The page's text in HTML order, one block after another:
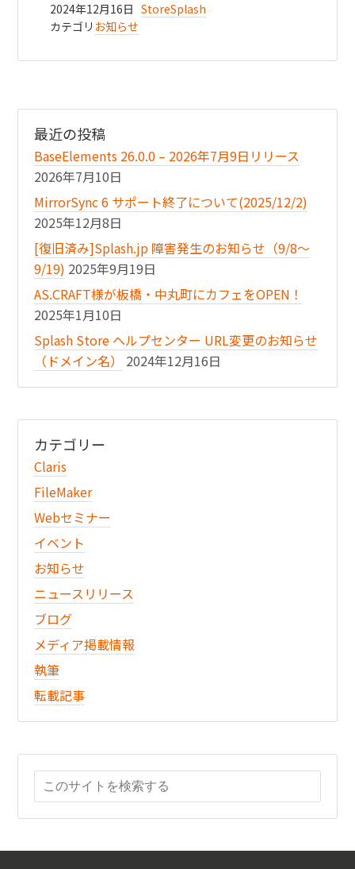
2024年12月16日 StoreSplash
カテゴリ お知らせ
最近の投稿
BaseElements 26.0.0 – 2026年7月9日リリース
2026年7月10日
MirrorSync 6 サポート終了について(2025/12/2)
2025年12月8日
[復旧済み]Splash.jp 障害発生のお知らせ（9/8〜
9/19) 2025年9月19日
AS.CRAFT様が板橋・中丸町にカフェをOPEN！
2025年1月10日
Splash Store ヘルプセンター URL変更のお知らせ
（ドメイン名）
2024年12月16日
カテゴリー
Claris
FileMaker
Webセミナー
イベント
お知らせ
ニュースリリース
ブログ
メディア掲載情報
執筆
転載記事